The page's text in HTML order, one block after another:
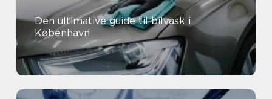
Den ultimative guide til bilvask i
København